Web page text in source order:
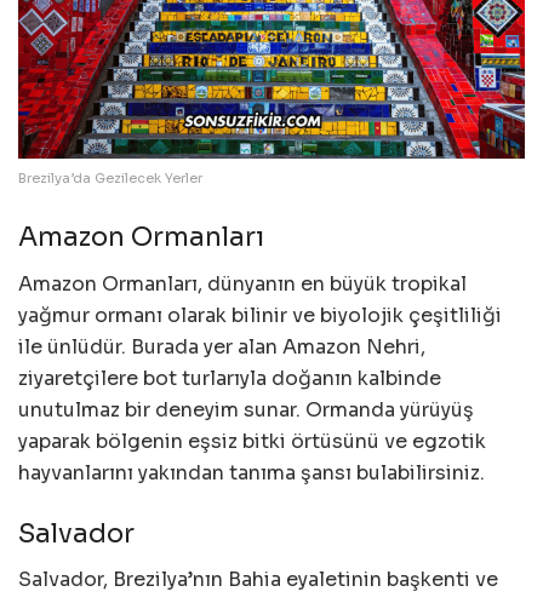
Brezilya’da Gezilecek Yerler
Amazon Ormanları
Amazon Ormanları, dünyanın en büyük tropikal
yağmur ormanı olarak bilinir ve biyolojik çeşitliliği
ile ünlüdür. Burada yer alan Amazon Nehri,
ziyaretçilere bot turlarıyla doğanın kalbinde
unutulmaz bir deneyim sunar. Ormanda yürüyüş
yaparak bölgenin eşsiz bitki örtüsünü ve egzotik
hayvanlarını yakından tanıma şansı bulabilirsiniz.
Salvador
Salvador, Brezilya’nın Bahia eyaletinin başkenti ve